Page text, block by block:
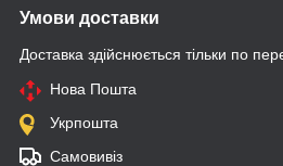
Умови доставки
Доставка здійснюється тільки по
Нова Пошта
Укрпошта
Самовивіз